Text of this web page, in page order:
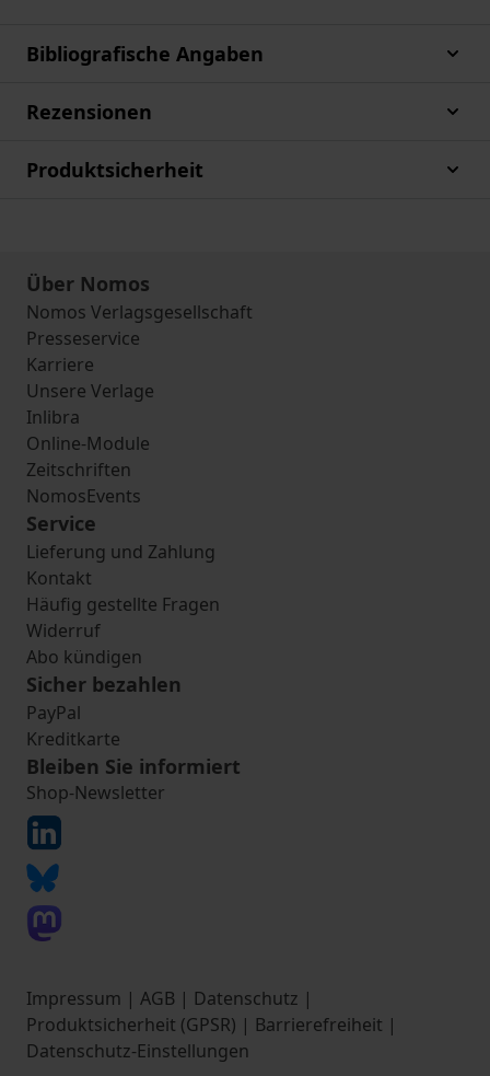
Bibliografische Angaben
Rezensionen
Produktsicherheit
Über Nomos
Nomos Verlagsgesellschaft
Presseservice
Karriere
Unsere Verlage
Inlibra
Online-Module
Zeitschriften
NomosEvents
Service
Lieferung und Zahlung
Kontakt
Häufig gestellte Fragen
Widerruf
Abo kündigen
Sicher bezahlen
PayPal
Kreditkarte
Bleiben Sie informiert
Shop-Newsletter
Impressum | AGB | Datenschutz |
Produktsicherheit (GPSR) | Barrierefreiheit |
Datenschutz-Einstellungen